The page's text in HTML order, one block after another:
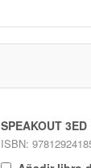
SPEAKOUT
ISBN: